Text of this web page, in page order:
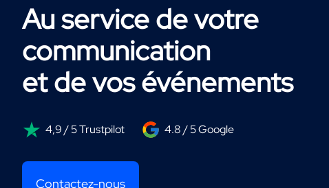
Au service de votre
communication
et de vos événements
4,9 / 5 Trustpilot 4.8 / 5 Google
Contactez-nous